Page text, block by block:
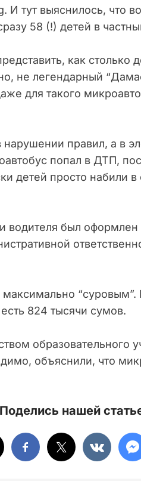
И тут выяснилось, что
58 (!) детей в
как столько
не легендарный
для такого
правил, а в
попал в ДТП,
детей просто набили
водителя был
“суровым”.
824 тысячи сумов.
образовательного
объяснили, что
Поделись нашей